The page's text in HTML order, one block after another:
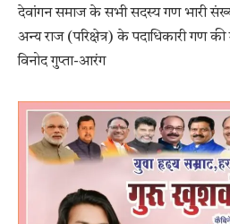
देवांगन समाज के सभी सदस्य गण भारी
अन्य राज (परिक्षेत्र) के पदाधिकारी गण की
विनोद गुप्ता-आरंग